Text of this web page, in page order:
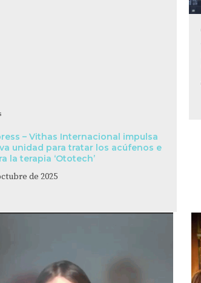
– Vithas Internacional impulsa
unidad para tratar los acúfenos e
la terapia ‘Ototech’
de 2025